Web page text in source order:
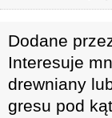
Dodane
Interesuje
drewniany
gresu pod